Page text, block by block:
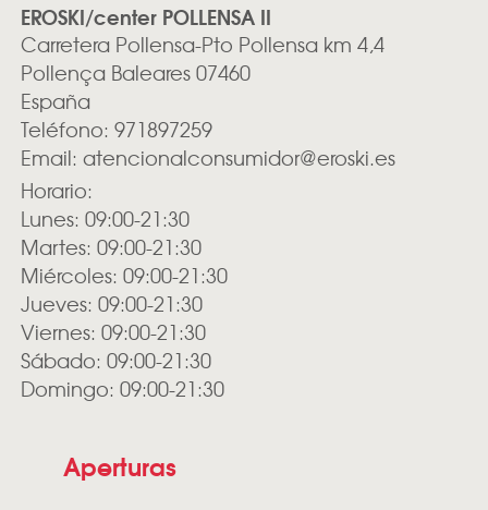
EROSKI/center POLLENSA II
Carretera Pollensa-Pto Pollensa km 4,4
Pollença Baleares07460
España
Teléfono: 971897259
Email: atencionalconsumidor@eroski.es
Horario:
Lunes: 09:00-21:30
Martes: 09:00-21:30
Miércoles: 09:00-21:30
Jueves: 09:00-21:30
Viernes: 09:00-21:30
Sábado: 09:00-21:30
Domingo: 09:00-21:30
Aperturas